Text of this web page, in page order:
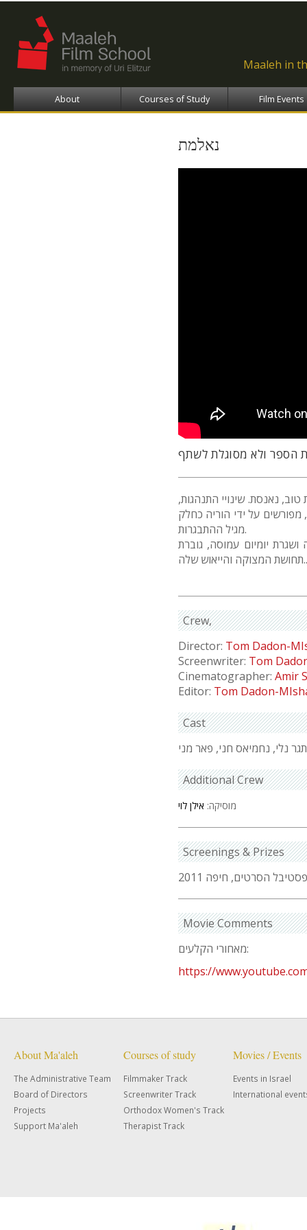
Maaleh in
About Courses of Study Film Events
נאלמת
הספר ולא מסוגלת לשתף
טובה מבית טוב, נאנסת. שינויי התנהגות,
על ידי הוריה כחלק
מגיל ההתבגרות.
יומיום עמוסה, גוברת
תחושת המצוקה והייאוש שלה..
Crew
Director: Tom Dadon-
Screenwriter: Tom
Cinematographer: Amir
Editor: Tom Dadon-
Cast
תגר נלי, נחמיאס חני, פאר מני
Additional Crew
מוסיקה: אילן לוי
Screenings & Prizes
פסטיבל הסרטים, חיפה 2011
Movie Comments
מאחורי הקלעים:
https://
About Ma'aleh
The Administrative Team
Board of Directors
Projects
Support Ma'aleh
Courses of study
Filmmaker Track
Screenwriter Track
Orthodox Women's Track
Therapist Track
Movies / Events
Events in Israel
International